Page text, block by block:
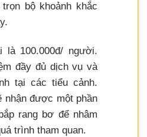
bộ khoảnh khắc
là 100.000đ/ người.
đầy đủ dịch vụ và
tại các tiểu cảnh.
nhận được một phần
rang bơ để nhâm
trình tham quan.